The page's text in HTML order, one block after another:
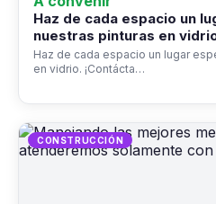
Haz de cada espacio un
nuestras pinturas en
Haz de cada espacio un lugar
en vidrio. ¡Contácta…
CONSTRUCCIÓN